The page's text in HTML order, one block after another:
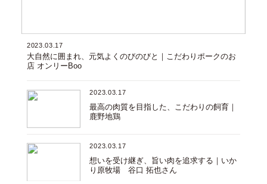
2023.03.17
大自然に囲まれ、元気よくのびのびと｜こだわりポークのお
店 オンリーBoo
2023.03.17
最高の肉質を目指した、こだわりの飼育｜
鹿野地鶏
2023.03.17
想いを受け継ぎ、旨い肉を追求する｜いか
り原牧場 谷口 拓也さん